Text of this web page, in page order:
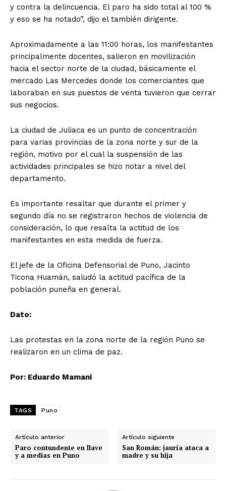
y contra la delincuencia. El paro ha sido total al 100 %
y eso se ha notado”, dijo el también dirigente.
Aproximadamente a las 11:00 horas, los manifestantes
principalmente docentes, salieron en movilización
hacia el sector norte de la ciudad, básicamente el
mercado Las Mercedes donde los comerciantes que
laboraban en sus puestos de venta tuvieron que cerrar
sus negocios.
La ciudad de Juliaca es un punto de concentración
para varias provincias de la zona norte y sur de la
región, motivo por el cual la suspensión de las
actividades principales se hizo notar a nivel del
departamento.
Es importante resaltar que durante el primer y
segundo día no se registraron hechos de violencia de
consideración, lo que resalta la actitud de los
manifestantes en esta medida de fuerza.
El jefe de la Oficina Defensorial de Puno, Jacinto
Ticona Huamán, saludó la actitud pacífica de la
población puneña en general.
Dato:
Las protestas en la zona norte de la región Puno se
realizaron en un clima de paz.
Por: Eduardo Mamani
TAGS Puno
Artículo anterior
Paro contundente en Ilave
y a medias en Puno
Artículo siguiente
San Román: jauría ataca a
madre y su hija